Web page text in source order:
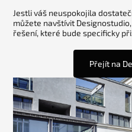
Jestli váš neuspokojila
můžete navštívit
řešení, které bude specificky
Přejít na